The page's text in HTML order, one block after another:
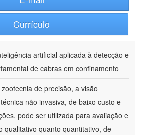
Currículo
artificial aplicada à detecção e
de cabras em confinamento
de precisão, a visão
não invasiva, de baixo custo e
pode ser utilizada para avaliação e
qualitativo quanto quantitativo, de